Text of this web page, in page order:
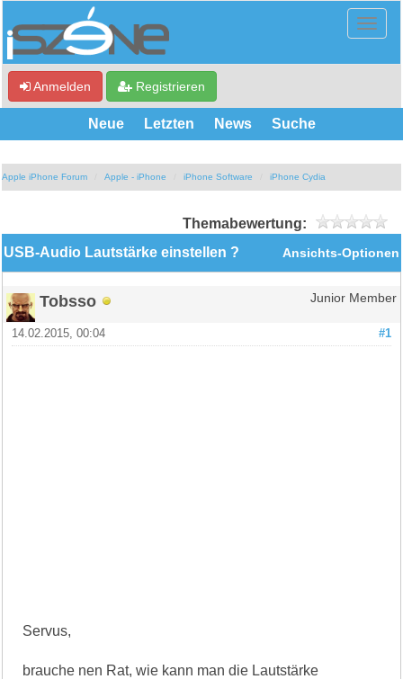
Anmelden Registrieren
Neue Letzten News Suche
Apple iPhone Forum Apple - iPhone iPhone Software iPhone Cydia
Themabewertung:
Ansichts-Optionen
USB-Audio Lautstärke einstellen ?
Tobsso Junior Member
#1
14.02.2015, 00:04
Servus,
brauche nen Rat, wie kann man die Lautstärke